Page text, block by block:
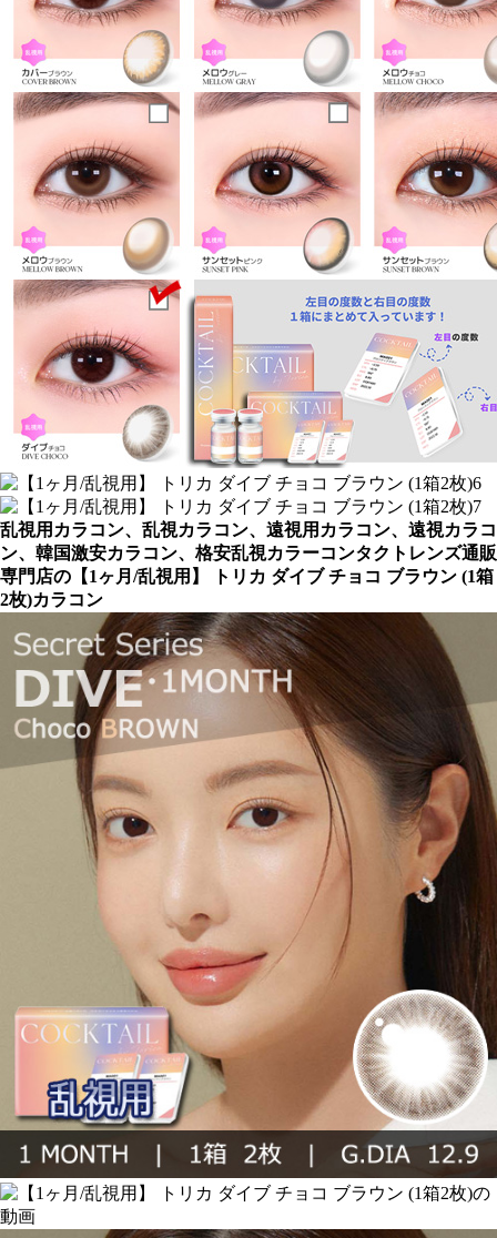
乱視用カラコン、乱視カラコン、遠視用カラコン、遠視カラコ
ン、韓国激安カラコン、格安乱視カラーコンタクトレンズ通販
専門店の【1ヶ月/乱視用】 トリカ ダイブ チョコ ブラウン (1箱
2枚)カラコン